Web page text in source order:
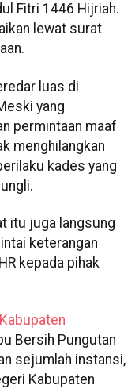
Fitri 1446 Hijriah.
lewat surat
luas di
yang
permintaan maaf
menghilangkan
kades yang
itu juga langsung
keterangan
kepada pihak
Bersih Pungutan
sejumlah instansi,
Kabupaten